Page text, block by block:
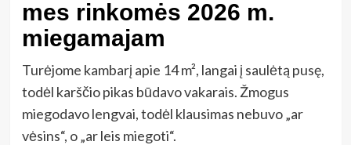
mes rinkomės 2026 m.
miegamajam
Turėjome kambarį apie 14 m², langai į saulėtą pusę,
todėl karščio pikas būdavo vakarais. Žmogus
miegodavo lengvai, todėl klausimas nebuvo „ar
vėsins“, o „ar leis miegoti“.